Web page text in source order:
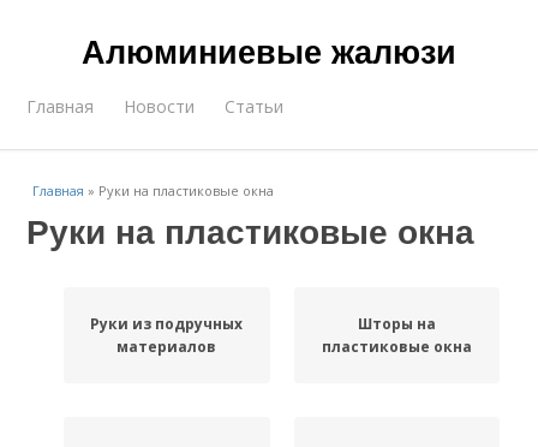
Алюминиевые жалюзи
Главная Новости Статьи
Главная » Руки на пластиковые окна
Руки на пластиковые окна
Руки из подручных
материалов
Шторы на
пластиковые окна